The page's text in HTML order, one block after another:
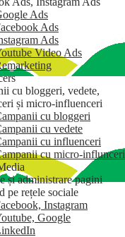
Ads
Ads
Ads
Video Ads
cu bloggeri, vedete,
și micro-influenceri
cu bloggeri
cu vedete
cu influenceri
cu micro-influnceri
și administrare pagini
pe rețele sociale
Instagram
Google